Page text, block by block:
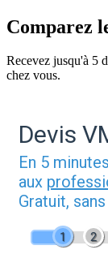
Comparez
Recevez jusqu'à 5
chez vous.
Devis
En 5
aux
Gratuit,
1 2